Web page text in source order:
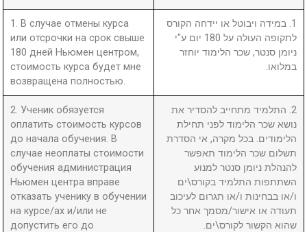
1. В случае отмены курса
или отсрочки на срок свыше
180 дней Ньюмен центром,
стоимость курса будет мне
возвращена полностью.
1. במידה ויבוטל או יידחה הקורס
לתקופה העולה על 180 יום ע"י
ניומן סנטר, שכר הלימוד יוחזר
במלואו.
2. Ученик обязуется
оплатить стоимость курсов
до начала обучения. В
случае неоплаты стоимости
обучения администрация
Ньюмен центра вправе
отказать ученику в обучении
на курсе/ах и/или не
допустить его до
2. התלמיד מתחייב להסדיר את
נושא שכר הלימוד לפני תחילת
הלימודים. בכל מקרה, אי הסדרת
תשלום שכר הלימוד תאפשר
להנהלת ניומן סנטר למנוע
השתתפות התלמיד בקורס\ים
ו/או בבחינות ו/או תגרום לעיכוב
תעודה או אישור/מסמך אחר כל
שהוא הקשור לקורס\ים.